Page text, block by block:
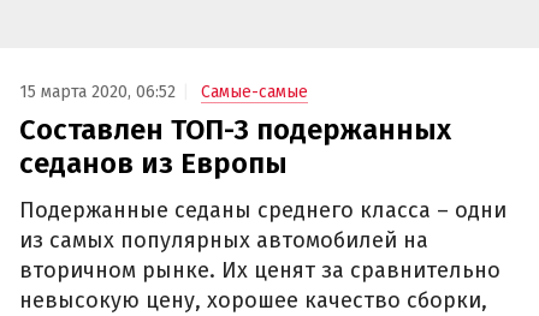
15 марта 2020, 06:52 Самые-самые
Составлен ТОП-3 подержанных
седанов из Европы
Подержанные седаны среднего класса – одни
из самых популярных автомобилей на
вторичном рынке. Их ценят за сравнительно
невысокую цену, хорошее качество сборки,